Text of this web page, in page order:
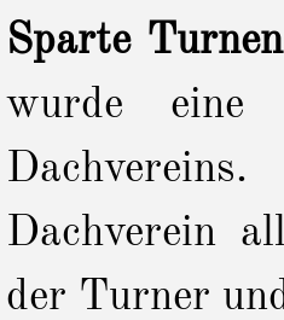
Sparte
wurde eine
Dachverein
der Turner